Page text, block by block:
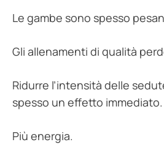
Le gambe sono spesso
Gli allenamenti di qualità
Ridurre l’intensità delle
spesso un effetto immediato.
Più energia.